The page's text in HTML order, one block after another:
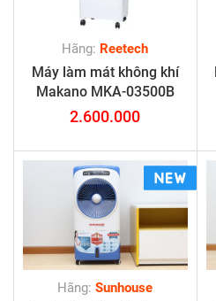
Hãng: Reetech
Máy làm mát không khí
Makano MKA-03500B
2.600.000
Hãng:Sunhouse